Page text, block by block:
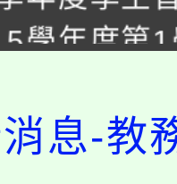
住民語歌
學年度第
甄選結果(
大學推廣
通分析基
府辦理
息-教